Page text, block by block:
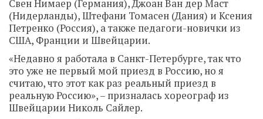
Свен Нимаер (Германия), Джоан Ван дер Маст
(Нидерланды), Штефани Томасен (Дания) и Ксения
Петренко (Россия), а также педагоги-новички из
США, Франции и Швейцарии.
«Недавно я работала в Санкт-Петербурге, так что
это уже не первый мой приезд в Россию, но я
считаю, что этот как раз реальный приезд в
реальную Россию», – призналась хореограф из
Швейцарии Николь Сайлер.